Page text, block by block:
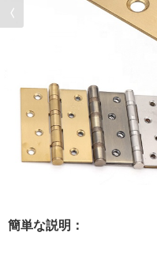
簡単な説明：